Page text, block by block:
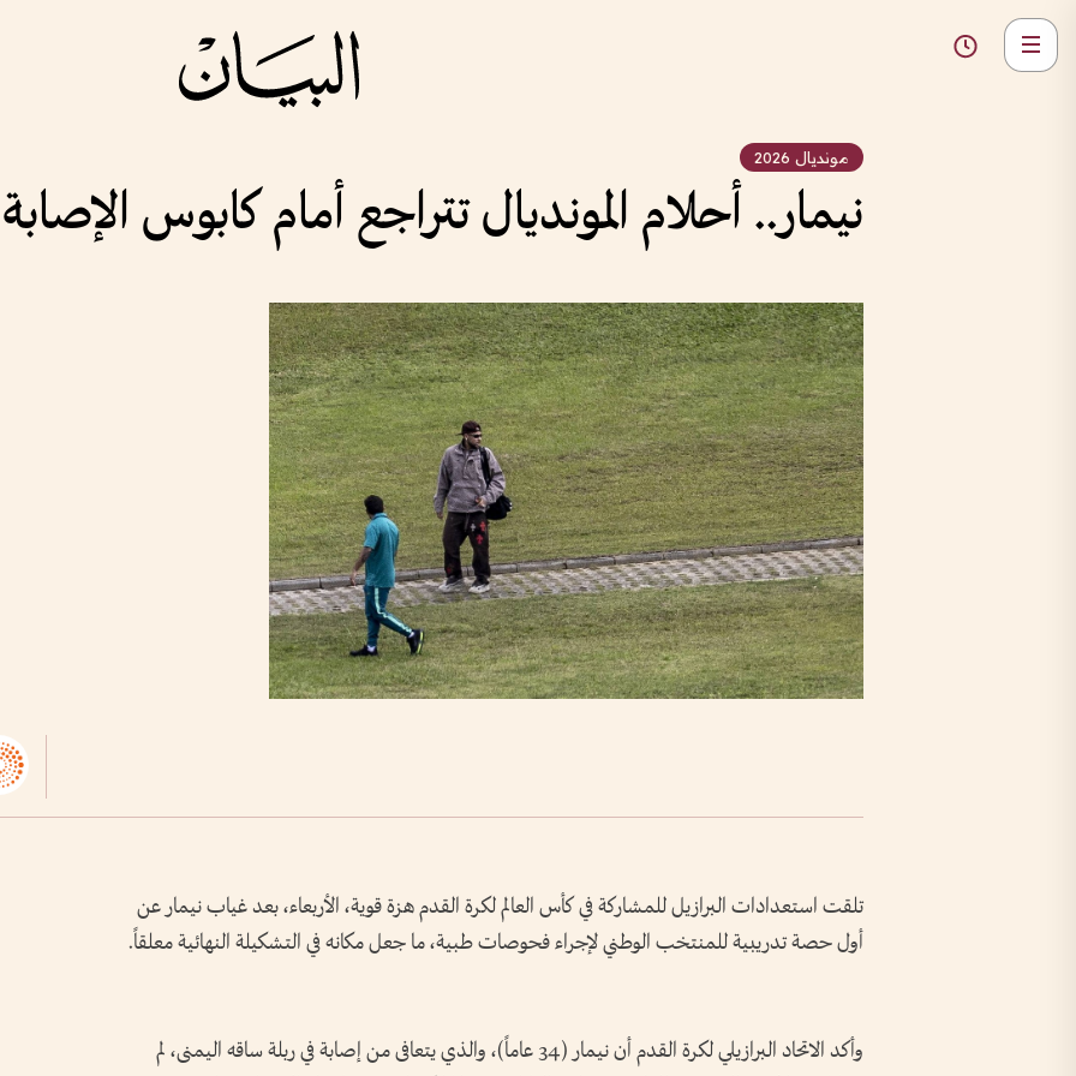
مونديال 2026
نيمار.. أحلام المونديال تتراجع أمام كابوس الإصابة
تلقت استعدادات البرازيل للمشاركة في ​كأس العالم لكرة القدم هزة قوية، الأربعاء، بعد غياب نيمار ‌عن
أول ​حصة تدريبية للمنتخب الوطني لإجراء فحوصات طبية، ما جعل مكانه في التشكيلة النهائية معلقاً.
وأكد الاتحاد البرازيلي لكرة القدم أن نيمار (34 عاماً)، والذي يتعافى من إصابة في ربلة ساقه اليمنى، لم